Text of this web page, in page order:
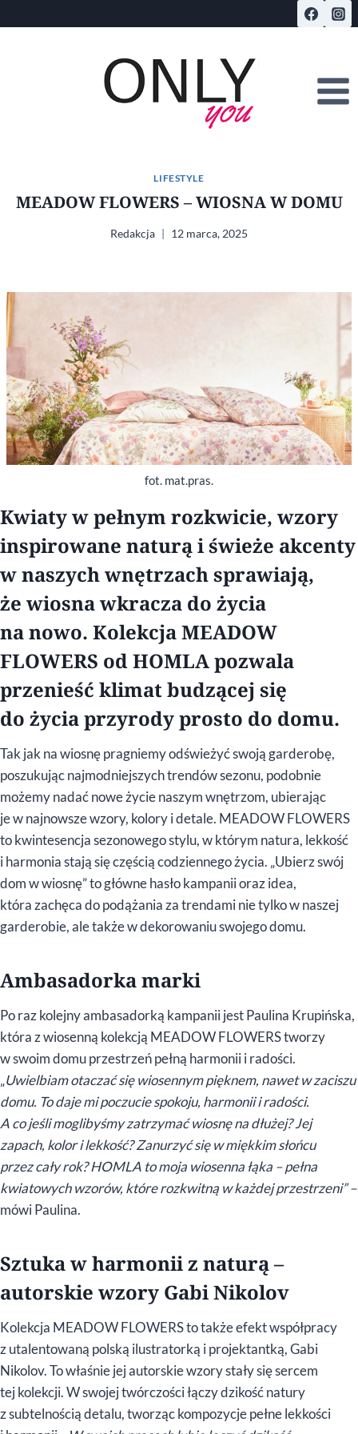
do
LIFESTYLE
MEADOW FLOWERS – WIOSNA W DOMU
Redakcja 12 marca, 2025
fot. mat.pras.
Kwiaty w pełnym rozkwicie, wzory
inspirowane naturą i świeże akcenty
w naszych wnętrzach sprawiają,
że wiosna wkracza do życia
na nowo. Kolekcja MEADOW
FLOWERS od HOMLA pozwala
przenieść klimat budzącej się
do życia przyrody prosto do domu.
Tak jak na wiosnę pragniemy odświeżyć swoją garderobę,
poszukując najmodniejszych trendów sezonu, podobnie
możemy nadać nowe życie naszym wnętrzom, ubierając
je w najnowsze wzory, kolory i detale. MEADOW FLOWERS
to kwintesencja sezonowego stylu, w którym natura, lekkość
i harmonia stają się częścią codziennego życia. „Ubierz swój
dom w wiosnę” to główne hasło kampanii oraz idea,
która zachęca do podążania za trendami nie tylko w naszej
garderobie, ale także w dekorowaniu swojego domu.
Ambasadorka marki
Po raz kolejny ambasadorką kampanii jest Paulina Krupińska,
która z wiosenną kolekcją MEADOW FLOWERS tworzy
w swoim domu przestrzeń pełną harmonii i radości.
„Uwielbiam otaczać się wiosennym pięknem, nawet w zaciszu
domu. To daje mi poczucie spokoju, harmonii i radości.
A co jeśli moglibyśmy zatrzymać wiosnę na dłużej? Jej
zapach, kolor i lekkość? Zanurzyć się w miękkim słońcu
przez cały rok? HOMLA to moja wiosenna łąka – pełna
kwiatowych wzorów, które rozkwitną w każdej przestrzeni” –
mówi Paulina.
Sztuka w harmonii z naturą –
autorskie wzory Gabi Nikolov
Kolekcja MEADOW FLOWERS to także efekt współpracy
z utalentowaną polską ilustratorką i projektantką, Gabi
Nikolov. To właśnie jej autorskie wzory stały się sercem
tej kolekcji. W swojej twórczości łączy dzikość natury
z subtelnością detalu, tworząc kompozycje pełne lekkości